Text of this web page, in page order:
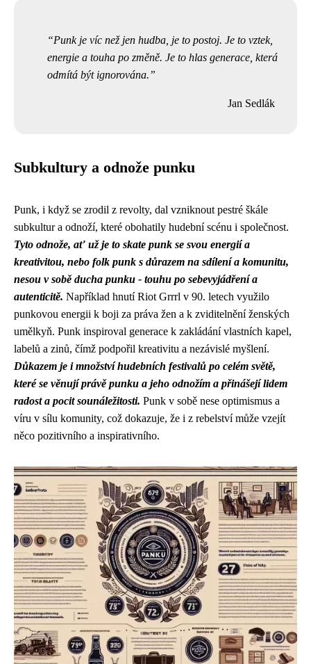
Punk je víc než jen hudba, je to postoj. Je to vztek,
energie a touha po změně. Je to hlas generace, která
odmítá být ignorována.
Jan Sedlák
Subkultury a odnože punku
Punk, i když se zrodil z revolty, dal vzniknout pestré škále
subkultur a odnoží, které obohatily hudební scénu i společnost.
Tyto odnože, ať už je to skate punk se svou energií a
kreativitou, nebo folk punk s důrazem na sdílení a komunitu,
nesou v sobě ducha punku - touhu po sebevyjádření a
autenticitě. Například hnutí Riot Grrrl v 90. letech využilo
punkovou energii k boji za práva žen a k zviditelnění ženských
umělkyň. Punk inspiroval generace k zakládání vlastních kapel,
labelů a zinů, čímž podpořil kreativitu a nezávislé myšlení.
Důkazem je i množství hudebních festivalů po celém světě,
které se věnují právě punku a jeho odnožím a přinášejí lidem
radost a pocit sounáležitosti. Punk v sobě nese optimismus a
víru v sílu komunity, což dokazuje, že i z rebelství může vzejít
něco pozitivního a inspirativního.